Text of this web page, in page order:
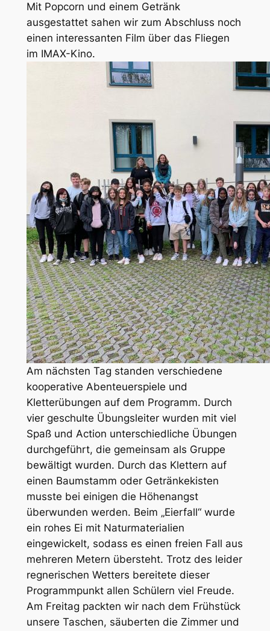
Mit Popcorn und einem Getränk
ausgestattet sahen wir zum Abschluss noch
einen interessanten Film über das Fliegen
im IMAX-Kino.
Am nächsten Tag standen verschiedene
kooperative Abenteuerspiele und
Kletterübungen auf dem Programm. Durch
vier geschulte Übungsleiter wurden mit viel
Spaß und Action unterschiedliche Übungen
durchgeführt, die gemeinsam als Gruppe
bewältigt wurden. Durch das Klettern auf
einen Baumstamm oder Getränkekisten
musste bei einigen die Höhenangst
überwunden werden. Beim „Eierfall“ wurde
ein rohes Ei mit Naturmaterialien
eingewickelt, sodass es einen freien Fall aus
mehreren Metern übersteht. Trotz des leider
regnerischen Wetters bereitete dieser
Programmpunkt allen Schülern viel Freude.
Am Freitag packten wir nach dem Frühstück
unsere Taschen, säuberten die Zimmer und